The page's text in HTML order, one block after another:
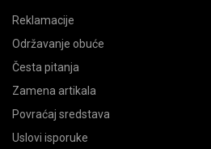
Reklamacije
Održavanje obuće
Česta pitanja
Zamena artikala
Povraćaj sredstava
Uslovi isporuke